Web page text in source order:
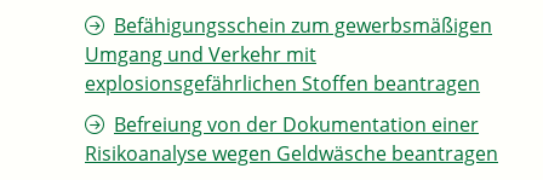
Befähigungsschein zum gewerbsmäßigen
Umgang und Verkehr mit
explosionsgefährlichen Stoffen beantragen
Befreiung von der Dokumentation einer
Risikoanalyse wegen Geldwäsche beantragen